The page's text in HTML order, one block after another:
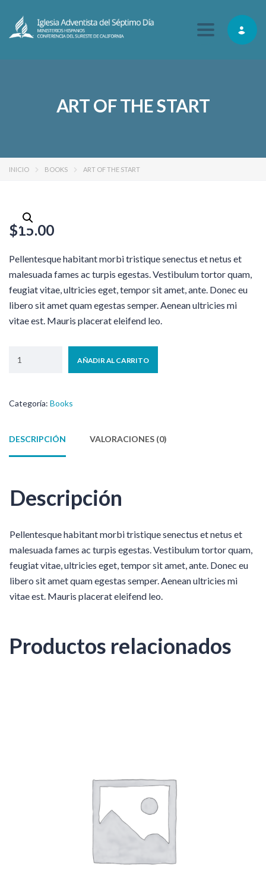
Toggle
ART OF THE START
INICIO BOOKS ART OF THE START
$15.00
Pellentesque habitant morbi tristique senectus et netus et
malesuada fames ac turpis egestas. Vestibulum tortor quam,
feugiat vitae, ultricies eget, tempor sit amet, ante. Donec eu
libero sit amet quam egestas semper. Aenean ultricies mi
vitae est. Mauris placerat eleifend leo.
AÑADIR AL CARRITO
Categoría: Books
DESCRIPCIÓN VALORACIONES (0)
Descripción
Pellentesque habitant morbi tristique senectus et netus et
malesuada fames ac turpis egestas. Vestibulum tortor quam,
feugiat vitae, ultricies eget, tempor sit amet, ante. Donec eu
libero sit amet quam egestas semper. Aenean ultricies mi
vitae est. Mauris placerat eleifend leo.
Productos relacionados